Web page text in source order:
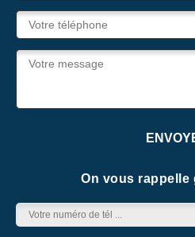
On vous rappelle